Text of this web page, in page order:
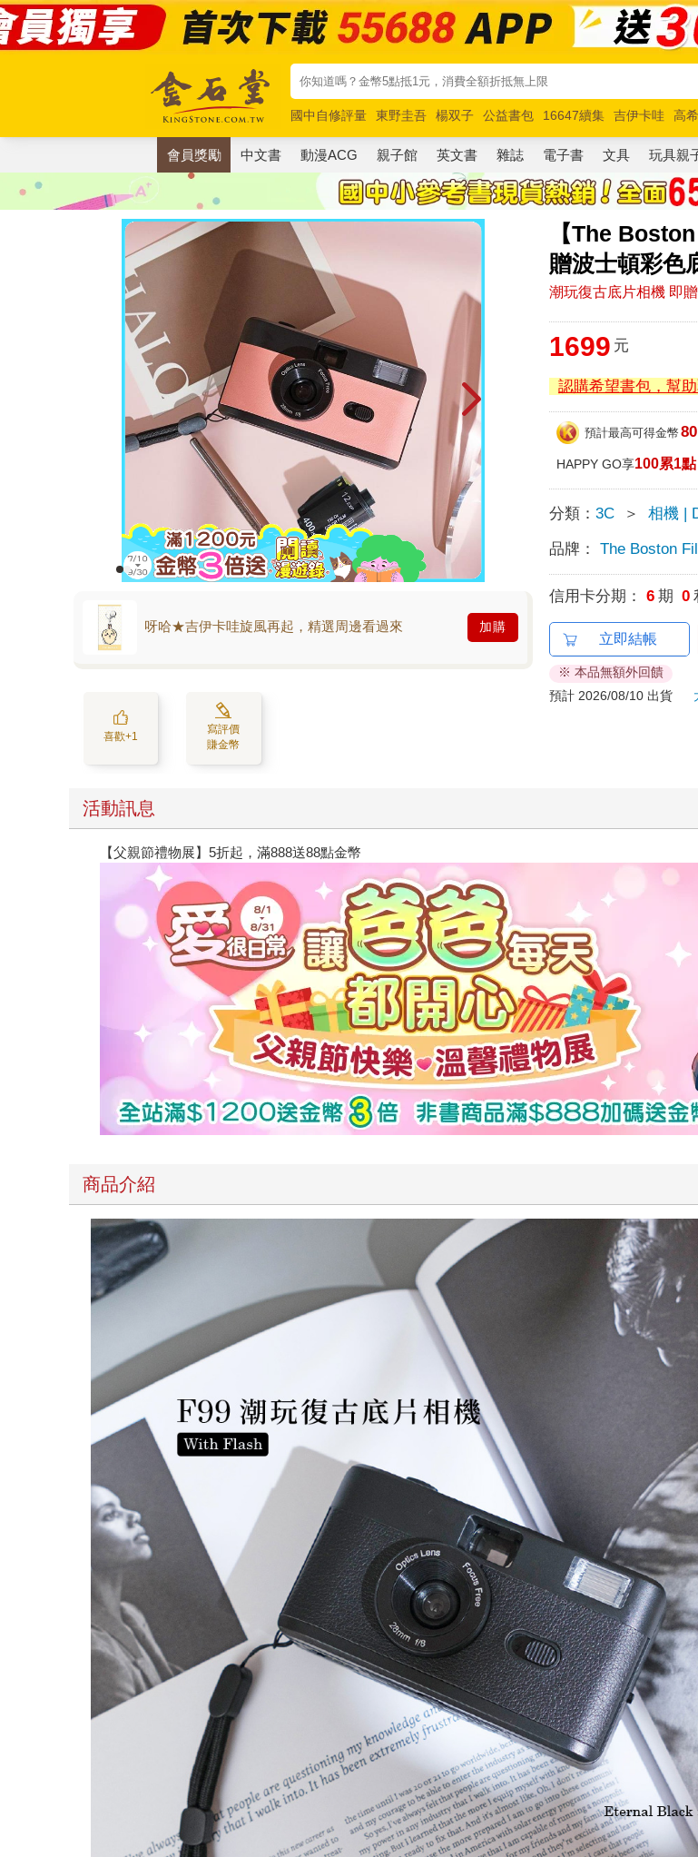
國中自修評量 東野圭吾 楊双子 公益書包 16647續集 吉伊卡哇 高
唯紅花綻放
奧德賽 路邊攤新作 馬斯克 玩具總動員5 超慢跑
會員獎勵 中文書 動漫ACG 親子館 英文書 雜誌 電子書 文具 玩具親
【The
贈波士頓彩色
潮玩復古底片相機 即
呀哈★吉伊卡哇旋風再起，精選周邊看過來 加購
喜歡+1
寫評價
賺金幣
1699 元
認購希望書包，幫
預計最高可得金幣 80
HAPPY GO享100累1
分類：3C ＞ 相機 |
品牌： The Boston
信用卡分期： 6 期 0
立即結帳
※ 本品無額外回饋
預計 2026/08/10 出貨
活動訊息
【父親節禮物展】5折起，滿888送88點金幣
商品介紹